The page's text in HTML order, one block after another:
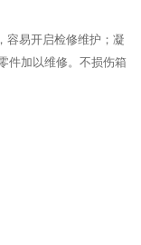
易开启检修维护；凝
件加以维修。不损伤箱